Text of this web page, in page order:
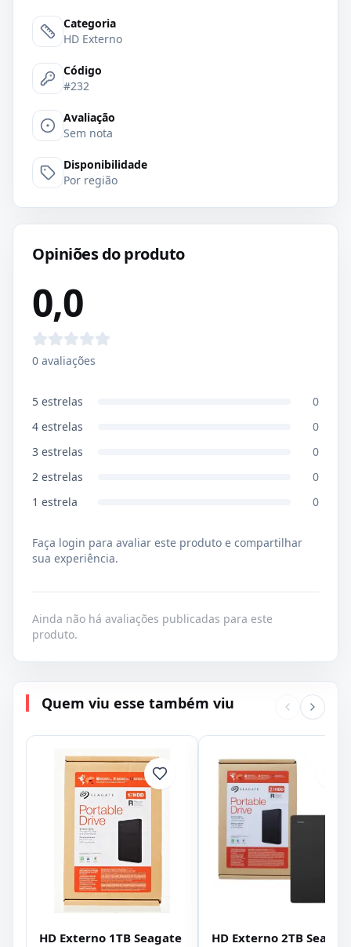
Categoria
HD Externo
Código
#232
Avaliação
Sem nota
Disponibilidade
Por região
Opiniões do produto
0,0
0 avaliações
5 estrelas
0
4 estrelas
0
3 estrelas
0
2 estrelas
0
1 estrela 0
Faça login para avaliar este produto e compartilhar
sua experiência.
Ainda não há avaliações publicadas para este
produto.
Quem viu esse também viu
HD Externo 1TB Seagate HD Externo 2TB